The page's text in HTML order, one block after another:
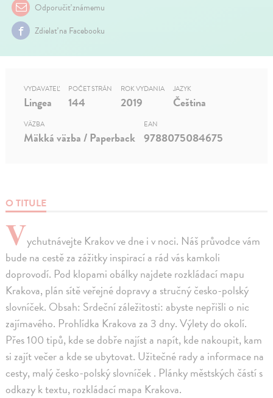
Odporučiť známemu
Zdielať na Facebooku
O TITULE
Vychutnávejte Krakov ve dne i v noci. Náš průvodce vám
bude na cestě za zážitky inspirací a rád vás kamkoli
doprovodí. Pod klopami obálky najdete rozkládací mapu
Krakova, plán sítě veřejné dopravy a stručný česko-polský
slovníček. Obsah: Srdeční záležitosti: abyste nepřišli o nic
zajímavého. Prohlídka Krakova za 3 dny. Výlety do okolí.
Přes 100 tipů, kde se dobře najíst a napít, kde nakoupit, kam
si zajít večer a kde se ubytovat. Užitečné rady a informace na
cesty, malý česko-polský slovníček . Plánky městských částí s
odkazy k textu, rozkládací mapa Krakova.
VYDAVATEĽ
Lingea
POČET STRÁN
144
ROK VYDANIA
2019
JAZYK
Čeština
VÄZBA
Mäkká väzba / Paperback
EAN
9788075084675